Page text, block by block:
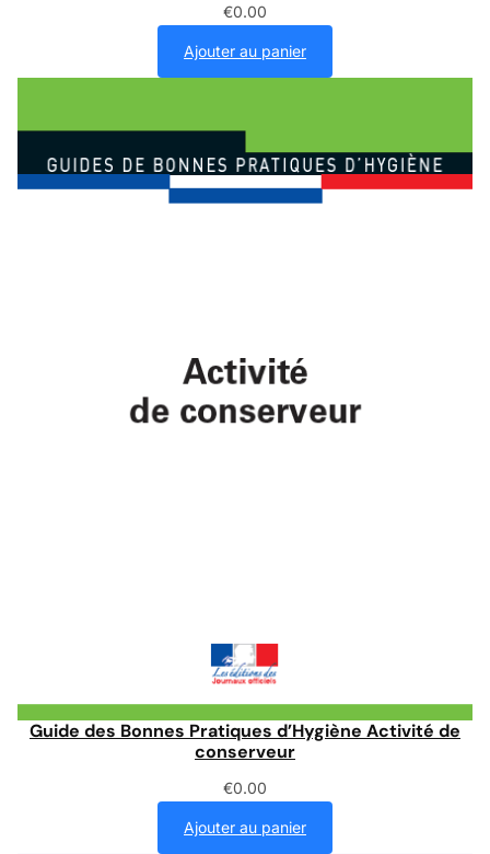
€0.00
Ajouter au panier
Guide des Bonnes Pratiques d’Hygiène Activité de
conserveur
€0.00
Ajouter au panier